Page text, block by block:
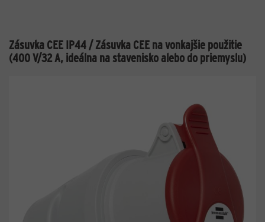
Zásuvka CEE IP44 / Zásuvka CEE na vonkajšie použitie
(400 V/32 A, ideálna na stavenisko alebo do priemyslu)